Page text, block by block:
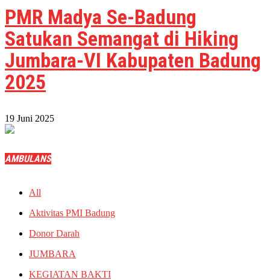
PMR Madya Se-Badung
Satukan Semangat di Hiking
Jumbara-VI Kabupaten Badung
2025
19 Juni 2025
AMBULANS
All
Aktivitas PMI Badung
Donor Darah
JUMBARA
KEGIATAN BAKTI